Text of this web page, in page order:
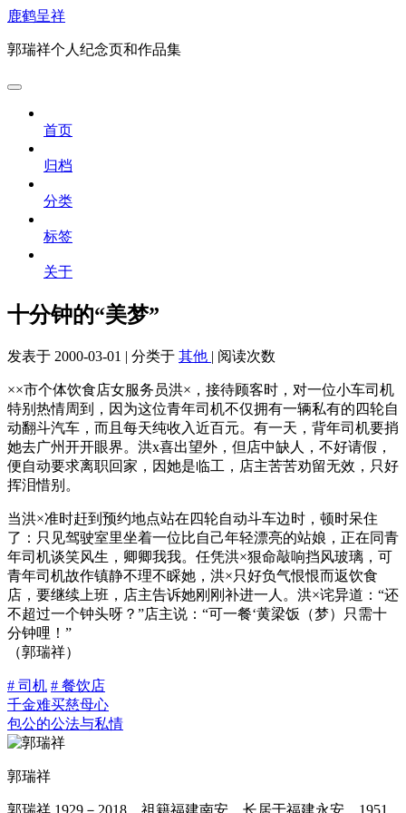
鹿鹤呈祥
郭瑞祥个人纪念页和作品集
首页
归档
分类
标签
关于
十分钟的“美梦”
发表于 2000-03-01 | 分类于 其他 | 阅读次数
××市个体饮食店女服务员洪×，接待顾客时，对一位小车司机
特别热情周到，因为这位青年司机不仅拥有一辆私有的四轮自
动翻斗汽车，而且每天纯收入近百元。有一天，背年司机要捎
她去广州开开眼界。洪x喜出望外，但店中缺人，不好请假，
便自动要求离职回家，因她是临工，店主苦苦劝留无效，只好
挥泪惜别。
当洪×准时赶到预约地点站在四轮自动斗车边时，顿时呆住
了：只见驾驶室里坐着一位比自己年轻漂亮的站娘，正在同青
年司机谈笑风生，卿卿我我。任凭洪×狠命敲响挡风玻璃，可
青年司机故作镇静不理不睬她，洪×只好负气恨恨而返饮食
店，要继续上班，店主告诉她刚刚补进一人。洪×诧异道：“还
不超过一个钟头呀？”店主说：“可一餐‘黄梁饭（梦）只需十
分钟哩！”
（郭瑞祥）
# 司机 # 餐饮店
千金难买慈母心
包公的公法与私情
郭瑞祥
郭瑞祥 1929－2018，祖籍福建南安，长居于福建永安，1951